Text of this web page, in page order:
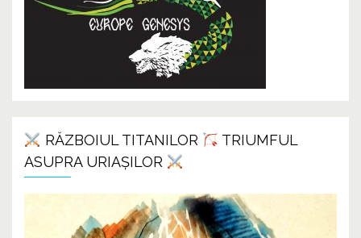
RĂZBOIUL TITANILOR
TRIUMFUL
ASUPRA URIAȘILOR